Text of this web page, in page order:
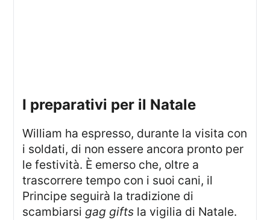
I preparativi per il Natale
William ha espresso, durante la visita con
i soldati, di non essere ancora pronto per
le festività. È emerso che, oltre a
trascorrere tempo con i suoi cani, il
Principe seguirà la tradizione di
scambiarsi gag gifts la vigilia di Natale.